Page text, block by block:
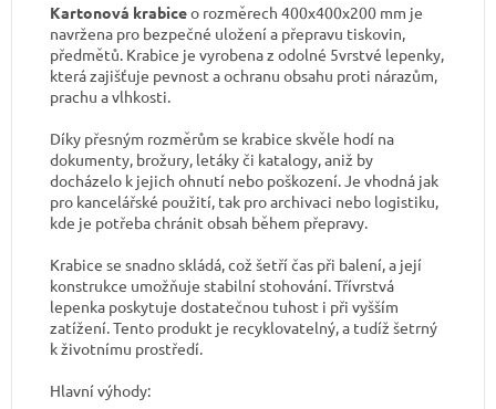
Kartonová krabiceo rozměrech 400x400x200 mm je
navržena pro bezpečné uložení a přepravu tiskovin,
předmětů. Krabice je vyrobena z odolné 5vrstvé lepenky,
která zajišťuje pevnost a ochranu obsahu proti nárazům,
prachu a vlhkosti.
Díky přesným rozměrům se krabice skvěle hodí na
dokumenty, brožury, letáky či katalogy, aniž by
docházelo k jejich ohnutí nebo poškození. Je vhodná jak
pro kancelářské použití, tak pro archivaci nebo logistiku,
kde je potřeba chránit obsah během přepravy.
Krabice se snadno skládá, což šetří čas při balení, a její
konstrukce umožňuje stabilní stohování. Třívrstvá
lepenka poskytuje dostatečnou tuhost i při vyšším
zatížení. Tento produkt je recyklovatelný, a tudíž šetrný
k životnímu prostředí.
Hlavní výhody: